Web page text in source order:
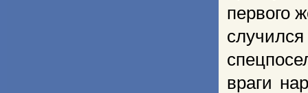
первого
враги